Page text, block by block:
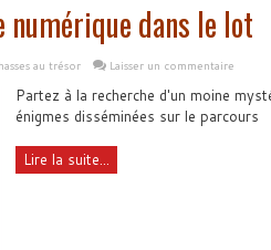
numérique dans le lot
au trésor Laisser un commentaire
Partez à la recherche d'un moine
énigmes disséminées sur le parcours
Lire la suite...